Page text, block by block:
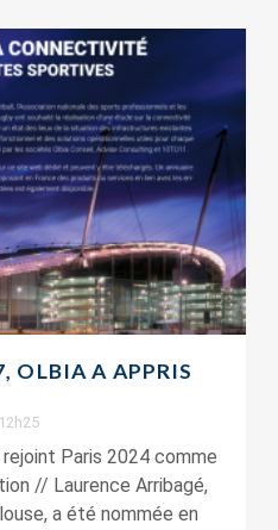
OLBIA A APPRIS
Paris 2024 comme
// Laurence Arribagé,
a été nommée en